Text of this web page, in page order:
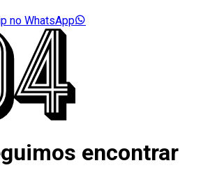
no WhatsApp
encontrar